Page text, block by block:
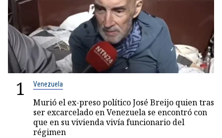
1 Venezuela
Murió el ex-preso político José Breijo quien tras
ser excarcelado en Venezuela se encontró con
que en su vivienda vivía funcionario del
régimen